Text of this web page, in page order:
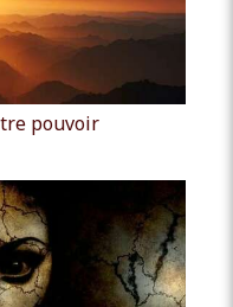
pouvoir